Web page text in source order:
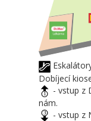
Dobíjecí
- vstup z
nám.
- vstup z